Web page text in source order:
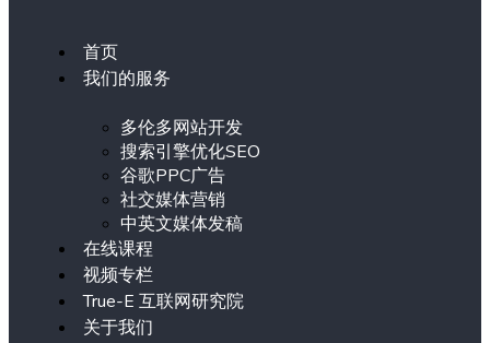
首页
我们的服务
多伦多网站开发
搜索引擎优化SEO
谷歌PPC广告
社交媒体营销
中英文媒体发稿
在线课程
视频专栏
True-E 互联网研究院
关于我们